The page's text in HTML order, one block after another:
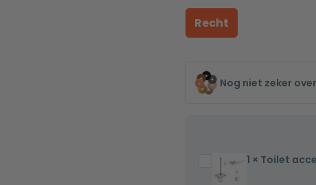
Recht
Nog niet zeker
Toilet
accessoires
1 × Toilet